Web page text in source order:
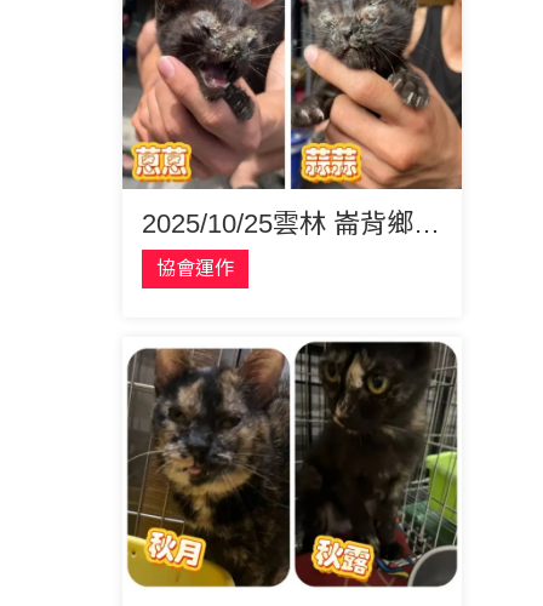
2025/10/25雲林 崙背鄉 眼睛嚴重感染 二小黑貓 蔥蔥 蒜蒜
協會運作